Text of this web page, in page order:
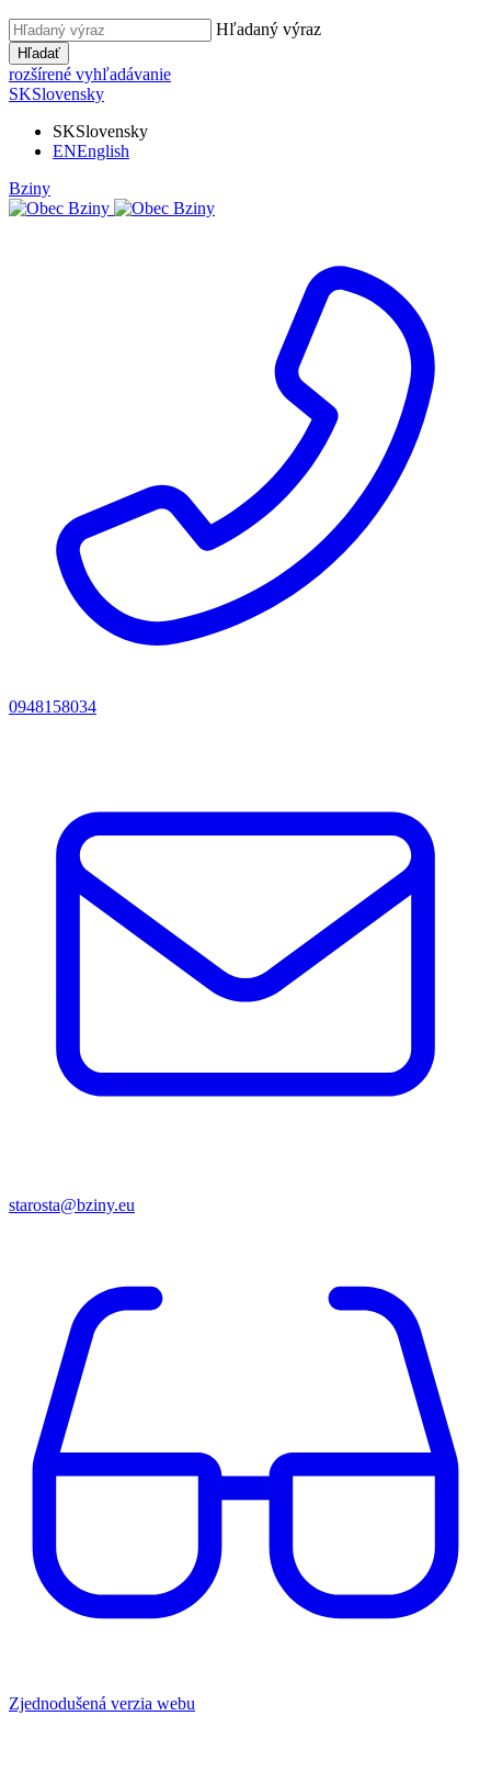
Hľadaný výraz
Hľadať
rozšírené vyhľadávanie
SKSlovensky
SKSlovensky
ENEnglish
Bziny
0948158034
starosta@bziny.eu
Zjednodušená verzia webu